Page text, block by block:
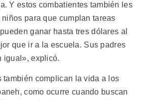
Y estos combatientes también les
para que cumplan tareas
ganar hasta tres dólares al
que ir a la escuela. Sus padres
igual», explicó.
también complican la vida a los
como ocurre cuando buscan